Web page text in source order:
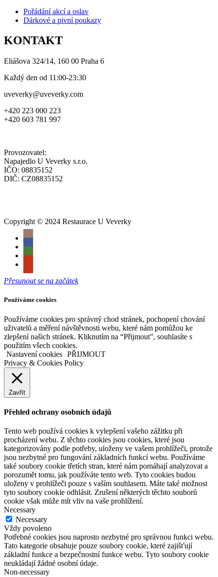
Pořádání akcí a oslav
Dárkové a pivní poukazy
KONTAKT
Eliášova 324/14, 160 00 Praha 6
Každý den od 11:00-23:30
uveverky@uveverky.com
+420 223 000 223
+420 603 781 997
Provozovatel:
Napajedlo U Veverky s.r.o.
IČO: 08835152
DIČ: CZ08835152
Copyright © 2024 Restaurace U Veverky
Přesunout se na začátek
Používáme cookies
Používáme cookies pro správný chod stránek, pochopení chování
uživatelů a měření návštěvnosti webu, které nám pomůžou ke
zlepšení našich stránek. Kliknutím na “Přijmout”, souhlasíte s
použitím všech cookies.
Nastavení cookies PŘIJMOUT
Privacy & Cookies Policy
Zavřít
Přehled ochrany osobních údajů
Tento web používá cookies k vylepšení vašeho zážitku při
procházení webu. Z těchto cookies jsou cookies, které jsou
kategorizovány podle potřeby, uloženy ve vašem prohlížeči, protože
jsou nezbytné pro fungování základních funkcí webu. Používáme
také soubory cookie třetích stran, které nám pomáhají analyzovat a
porozumět tomu, jak používáte tento web. Tyto cookies budou
uloženy v prohlížeči pouze s vaším souhlasem. Máte také možnost
tyto soubory cookie odhlásit. Zrušení některých těchto souborů
cookie však může mít vliv na vaše prohlížení.
Necessary
Necessary
Vždy povoleno
Potřebné cookies jsou naprosto nezbytné pro správnou funkci webu.
Tato kategorie obsahuje pouze soubory cookie, které zajišťují
základní funkce a bezpečnostní funkce webu. Tyto soubory cookie
neukládají žádné osobní údaje.
Non-necessary